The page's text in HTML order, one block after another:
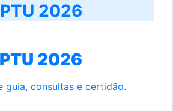
2026
2026
guia, consultas e certidão.